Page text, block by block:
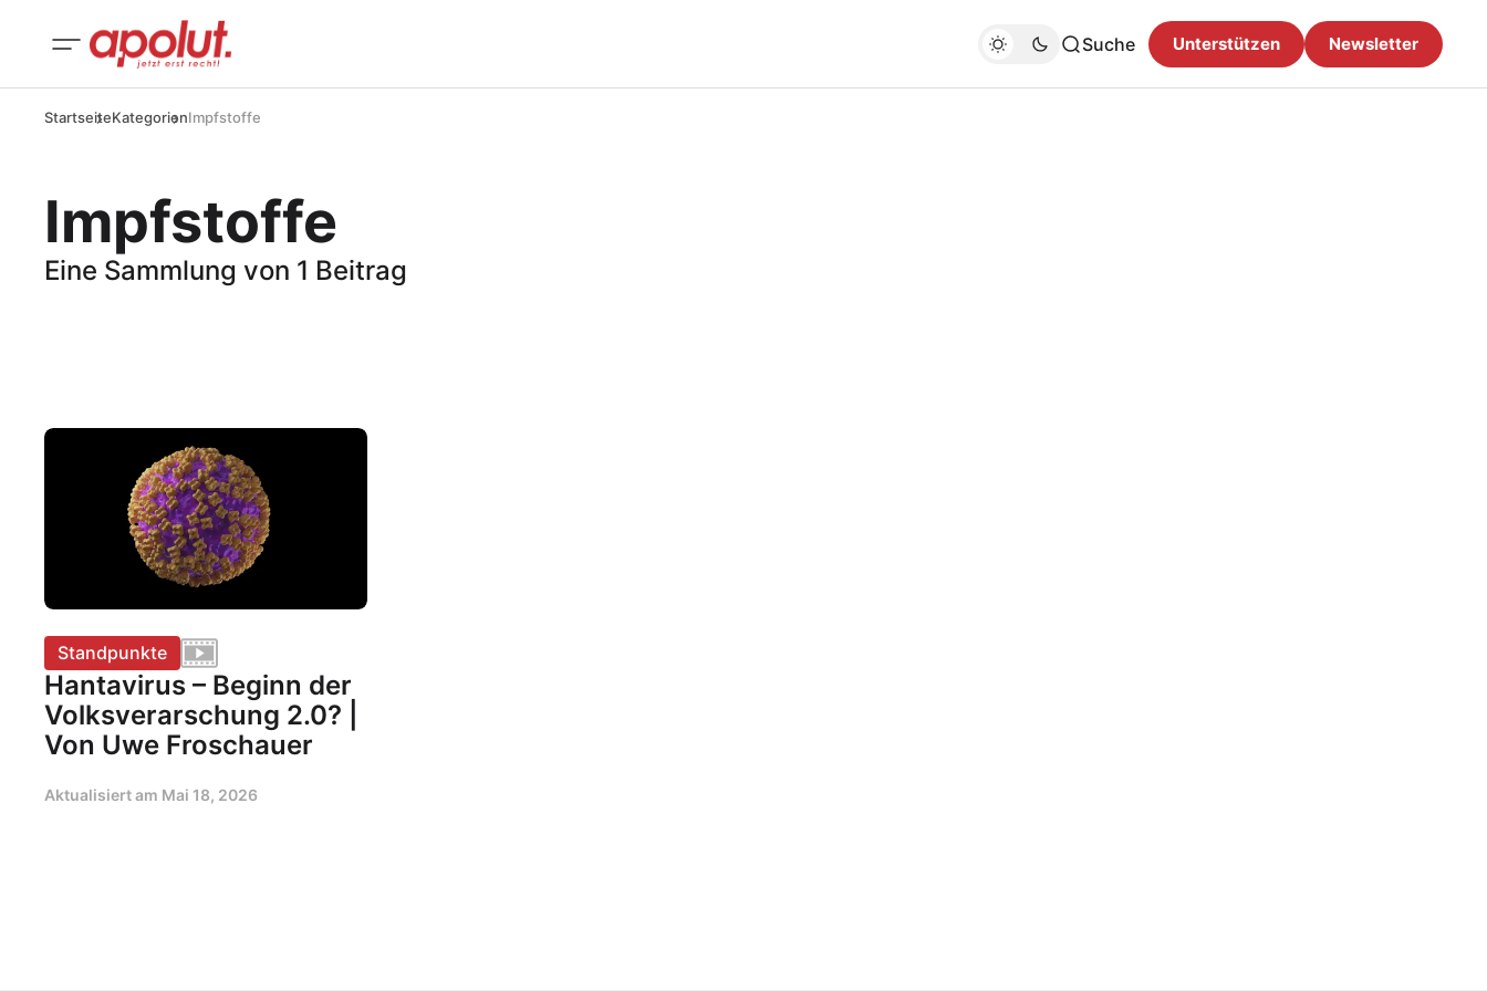
Suche Unterstützen Newsletter
StartseiteKategorienImpfstoffe
Impfstoffe
Eine Sammlung von 1 Beitrag
Standpunkte
Hantavirus – Beginn der
Volksverarschung 2.0? |
Von Uwe Froschauer
Aktualisiert am Mai 18, 2026